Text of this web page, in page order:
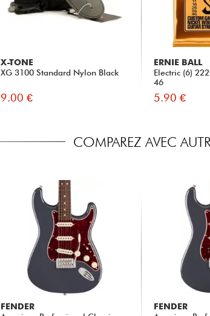
X-TONE
XG 3100 Standard Nylon Black
9.00 €
ERNIE BALL
Electric (6)
46
5.90 €
COMPAREZ AVEC
FENDER
FENDER